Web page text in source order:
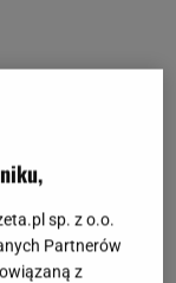
sp. z o.o.
Partnerów
z